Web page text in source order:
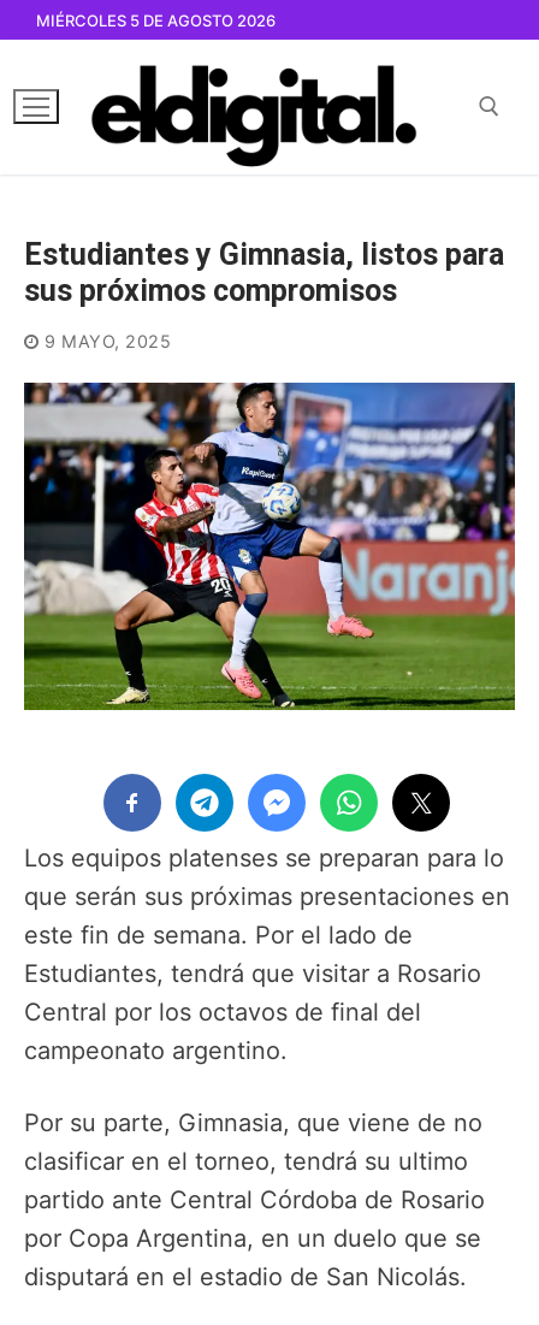
contenido
MIÉRCOLES 5 DE AGOSTO 2026
Estudiantes y Gimnasia, listos para
sus próximos compromisos
9 MAYO, 2025
Los equipos platenses se preparan para lo
que serán sus próximas presentaciones en
este fin de semana. Por el lado de
Estudiantes, tendrá que visitar a Rosario
Central por los octavos de final del
campeonato argentino.
Por su parte, Gimnasia, que viene de no
clasificar en el torneo, tendrá su ultimo
partido ante Central Córdoba de Rosario
por Copa Argentina, en un duelo que se
disputará en el estadio de San Nicolás.